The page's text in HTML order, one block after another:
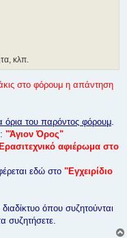
κλπ.
στο φόρουμ η απάντηση
όρια του παρόντος φόρουμ
"Άγιον Όρος"
αφιέρωμα στο
εδώ στο "Εγχειρίδιο
όπου συζητούνται
συζητήσετε.